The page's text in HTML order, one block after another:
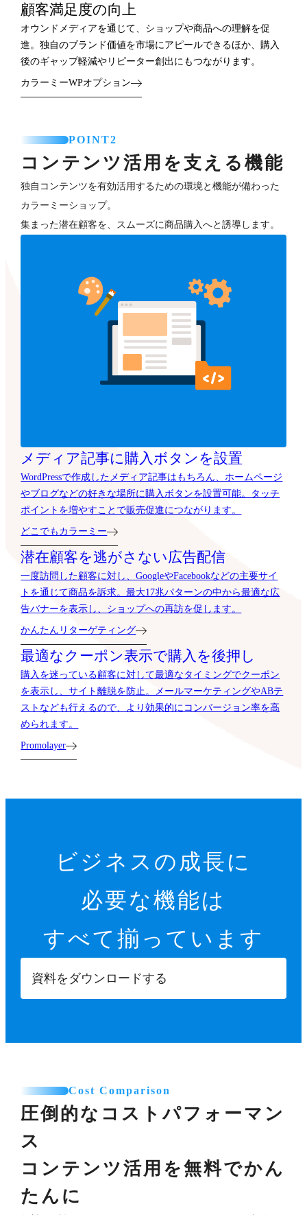
顧客満足度の向上
オウンドメディアを通じて、ショップや商品への理解を促
進。独自のブランド価値を市場にアピールできるほか、購入
後のギャップ軽減やリピーター創出にもつながります。
カラーミーWPオプション
POINT2
コンテンツ活用を支える機能
独自コンテンツを有効活用するための環境と機能が備わった
カラーミーショップ。
集まった潜在顧客を、スムーズに商品購入へと誘導します。
メディア記事に購入ボタンを設置
WordPressで作成したメディア記事はもちろん、ホームページ
やブログなどの好きな場所に購入ボタンを設置可能。タッチ
ポイントを増やすことで販売促進につながります。
どこでもカラーミー
潜在顧客を逃がさない広告配信
一度訪問した顧客に対し、GoogleやFacebookなどの主要サイ
トを通じて商品を訴求。最大17兆パターンの中から最適な広
告バナーを表示し、ショップへの再訪を促します。
かんたんリターゲティング
最適なクーポン表示で購入を後押し
購入を迷っている顧客に対して最適なタイミングでクーポン
を表示し、サイト離脱を防止。メールマーケティングやABテ
ストなども行えるので、より効果的にコンバージョン率を高
められます。
Promolayer
ビジネスの成長に
必要な機能は
すべて揃っています
資料をダウンロードする
Cost Comparison
圧倒的なコストパフォーマン
ス
コンテンツ活用を無料でかん
たんに